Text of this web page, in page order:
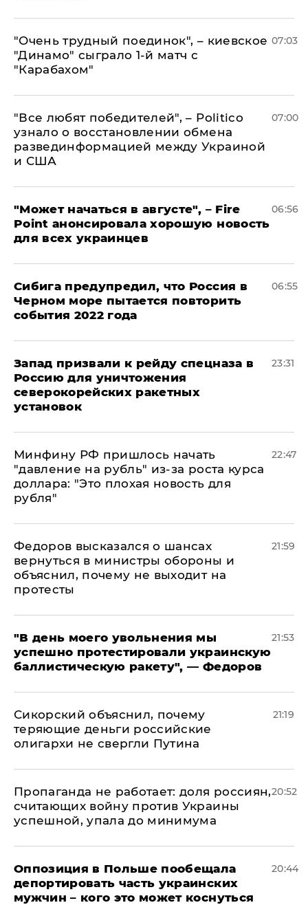
"Очень трудный поединок", – киевское
"Динамо" сыграло 1-й матч с
"Карабахом"
07:03
​"Все любят победителей", – Politico
узнало о восстановлении обмена
развединформацией между Украиной
и США
07:00
"Может начаться в августе", – Fire
Point анонсировала хорошую новость
для всех украинцев
06:56
Сибига предупредил, что Россия в
Черном море пытается повторить
события 2022 года
06:55
Запад призвали к рейду спецназа в
Россию для уничтожения
северокорейских ракетных
установок
23:31
Минфину РФ пришлось начать
"давление на рубль" из-за роста курса
доллара: "Это плохая новость для
рубля"
22:47
Федоров высказался о шансах
вернуться в министры обороны и
объяснил, почему не выходит на
протесты
21:59
​"В день моего увольнения мы
успешно протестировали украинскую
баллистическую ракету", — Федоров
21:53
Сикорский объяснил, почему
теряющие деньги российские
олигархи не свергли Путина
21:19
​Пропаганда не работает: доля россиян,
считающих войну против Украины
успешной, упала до минимума
20:52
Оппозиция в Польше пообещала
депортировать часть украинских
мужчин – кого это может коснуться
20:44